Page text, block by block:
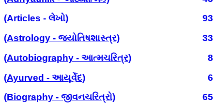
(Articles - લેખો)
93
(Astrology - જ્યોતિષશાસ્ત્ર)
33
(Autobiography - આત્મચરિત્ર)
8
(Ayurved - આયૂર્વેદ)
6
(Biography - જીવનચરિત્રો)
65